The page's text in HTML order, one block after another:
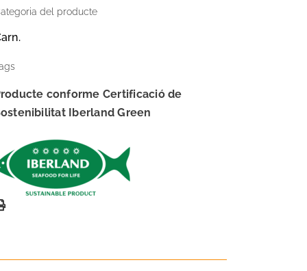
del producte
conforme Certificació de
Iberland Green